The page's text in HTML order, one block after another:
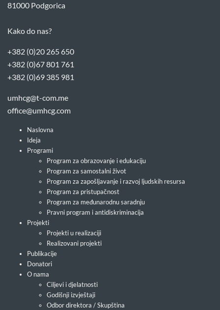
81000 Podgorica
Kako do nas?
+382 (0)20 265 650
+382 (0)67 801 761
+382 (0)69 385 981
umhcg@t-com.me
office@umhcg.com
Naslovna
Ideja
Programi
Program za obrazovanje i edukaciju
Program za samostalni život
Program za zapošljavanje i razvoj ljudskih resursa
Program za pristupačnost
Program za međunarodnu saradnju
Pravni program i antidiskriminacija
Projekti
Projekti u realizaciji
Realizovani projekti
Publikacije
Donatori
O nama
Ciljevi i djelatnosti
Godišnji izvještaji
Odbor direktora / Skupština